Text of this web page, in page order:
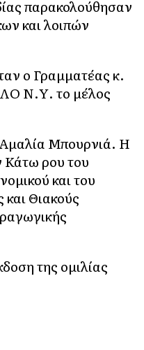
παρακολούθησαν
και λοιπών
ο Γραμματέας κ.
Ν.Υ. το μέλος
Μπουρνιά. Η
Κάτω ρου του
και του
Θιακούς
της ομιλίας